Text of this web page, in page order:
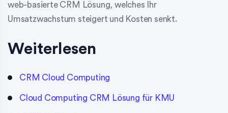
web-basierte CRM Lösung, welches Ihr
Umsatzwachstum steigert und Kosten senkt.
Weiterlesen
CRM Cloud Computing
Cloud Computing CRM Lösung für KMU